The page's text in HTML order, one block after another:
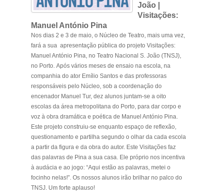
João |
Visitações:
Manuel António Pina
Nos dias 2 e 3 de maio, o Núcleo de Teatro, mais uma vez,
fará a sua apresentação pública do projeto Visitações:
Manuel António Pina, no Teatro Nacional S. João (TNSJ),
no Porto. Após vários meses de ensaio na escola, na
companhia do ator Emílio Santos e das professoras
responsáveis pelo Núcleo, sob a coordenação do
encenador Manuel Tur, dez alunos juntam-se a oito
escolas da área metropolitana do Porto, para dar corpo e
voz à obra dramática e poética de Manuel António Pina.
Este projeto construiu-se enquanto espaço de reflexão,
questionamento e partilha segundo o olhar da cada escola
a partir da figura e da obra do autor. Este Visitaçõesfaz
das palavras de Pina a sua casa. Ele próprio nos incentiva
à audácia e ao jogo: “Aqui estão as palavras, metei o
focinho nelas!”. Os nossos alunos irão brilhar no palco do
TNSJ. Um forte aplauso!